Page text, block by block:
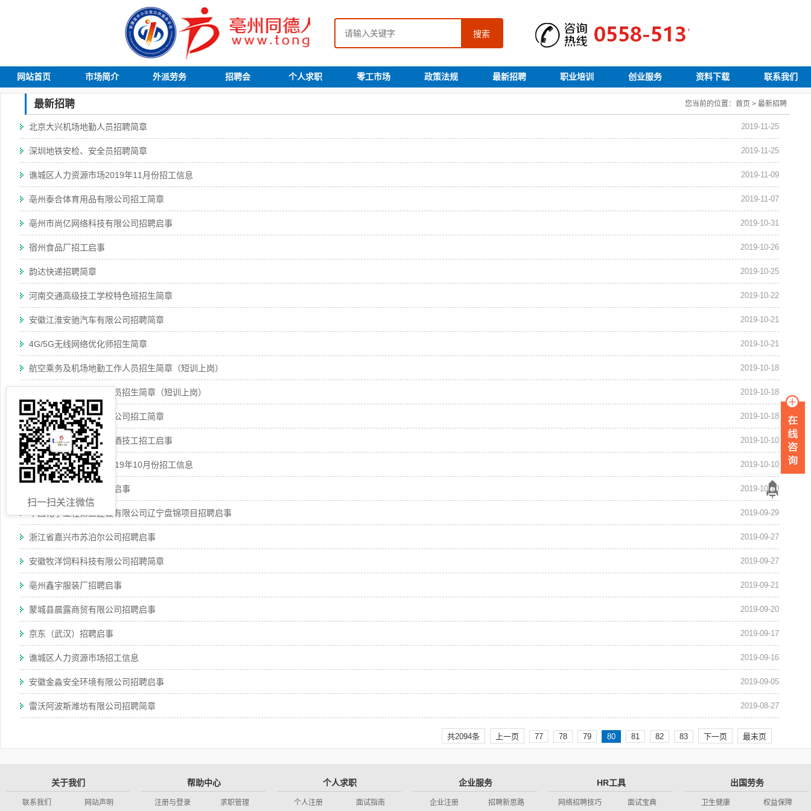
搜索
网站首页 市场简介 外派劳务 招聘会 个人求职 零工市场 政策法规 最新招聘 职业培训 创业服务 资料下载 联系我们
最新招聘 您当前的位置： 首页 > 最新招聘
北京大兴机场地勤人员招聘简章 2019-11-25
深圳地铁安检、安全员招聘简章 2019-11-25
谯城区人力资源市场2019年11月份招工信息 2019-11-09
亳州泰合体育用品有限公司招工简章 2019-11-07
亳州市尚亿网络科技有限公司招聘启事 2019-10-31
宿州食品厂招工启事 2019-10-26
韵达快递招聘简章 2019-10-25
河南交通高级技工学校特色班招生简章 2019-10-22
安徽江淮安驰汽车有限公司招聘简章 2019-10-21
4G/5G无线网络优化师招生简章 2019-10-21
航空乘务及机场地勤工作人员招生简章（短训上岗） 2019-10-18
高铁乘务及地勤工作人员招生简章（短训上岗） 2019-10-18
南通五建控股集团有限公司招工简章 2019-10-18
安徽金不换白酒集团酿酒技工招工启事 2019-10-10
谯城区人力资源市场2019年10月份招工信息 2019-10-10
远大住宅工业集团招聘启事 2019-10-10
中国化学工程第三建设有限公司辽宁盘锦项目招聘启事 2019-09-29
浙江省嘉兴市苏泊尔公司招聘启事 2019-09-27
安徽牧洋饲料科技有限公司招聘简章 2019-09-27
亳州鑫宇服装厂招聘启事 2019-09-21
蒙城县晨露商贸有限公司招聘启事 2019-09-20
京东（武汉）招聘启事 2019-09-17
谯城区人力资源市场招工信息 2019-09-16
安徽金淼安全环境有限公司招聘启事 2019-09-05
雷沃阿波斯潍坊有限公司招聘简章 2019-08-27
共2094条 上一页 77 78 79 80 81 82 83 下一页 最末页
关于我们
联系我们 网站声明
帮助中心
注册与登录 求职管理
个人求职
个人注册 面试指南
企业服务
企业注册 招聘新思路
HR工具
网络招聘技巧 面试宝典
出国劳务
卫生健康 权益保障
扫一扫关注微信